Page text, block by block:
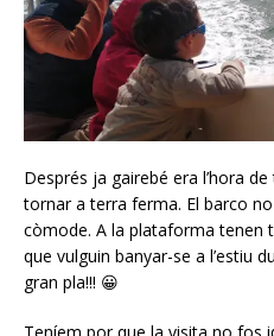
Després ja gairebé era l’hora
tornar a terra ferma. El barco
còmode. A la plataforma tenen
que vulguin banyar-se a l’estiu
gran pla!!! 😀